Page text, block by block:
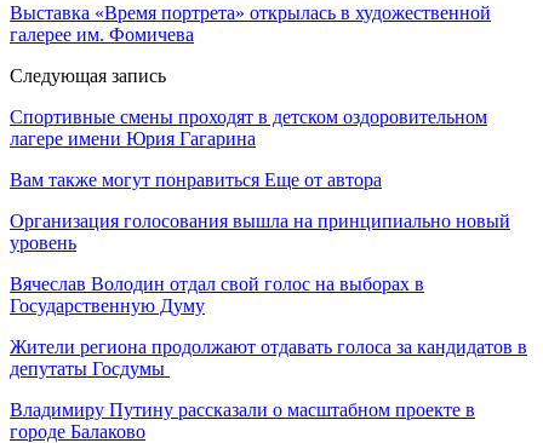
Выставка «Время портрета» открылась в художественной
галерее им. Фомичева
Следующая запись
Спортивные смены проходят в детском оздоровительном
лагере имени Юрия Гагарина
Вам также могут понравиться Еще от автора
Организация голосования вышла на принципиально новый
уровень
Вячеслав Володин отдал свой голос на выборах в
Государственную Думу
Жители региона продолжают отдавать голоса за кандидатов в
депутаты Госдумы
Владимиру Путину рассказали о масштабном проекте в
городе Балаково